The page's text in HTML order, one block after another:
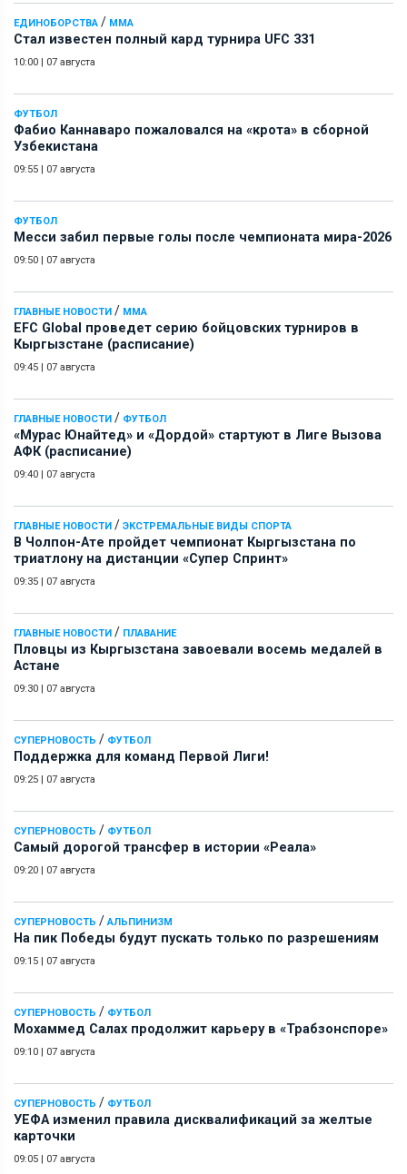
ЕДИНОБОРСТВА / ММА
Стал известен полный кард турнира UFC 331
10:00 | 07 августа
ФУТБОЛ
Фабио Каннаваро пожаловался на «крота» в сборной
Узбекистана
09:55 | 07 августа
ФУТБОЛ
Месси забил первые голы после чемпионата мира-2026
09:50 | 07 августа
ГЛАВНЫЕ НОВОСТИ / ММА
EFC Global проведет серию бойцовских турниров в
Кыргызстане (расписание)
09:45 | 07 августа
ГЛАВНЫЕ НОВОСТИ / ФУТБОЛ
«Мурас Юнайтед» и «Дордой» стартуют в Лиге Вызова
АФК (расписание)
09:40 | 07 августа
ГЛАВНЫЕ НОВОСТИ / ЭКСТРЕМАЛЬНЫЕ ВИДЫ СПОРТА
В Чолпон-Ате пройдет чемпионат Кыргызстана по
триатлону на дистанции «Супер Спринт»
09:35 | 07 августа
ГЛАВНЫЕ НОВОСТИ / ПЛАВАНИЕ
Пловцы из Кыргызстана завоевали восемь медалей в
Астане
09:30 | 07 августа
СУПЕРНОВОСТЬ / ФУТБОЛ
Поддержка для команд Первой Лиги!
09:25 | 07 августа
СУПЕРНОВОСТЬ / ФУТБОЛ
Самый дорогой трансфер в истории «Реала»
09:20 | 07 августа
СУПЕРНОВОСТЬ / АЛЬПИНИЗМ
На пик Победы будут пускать только по разрешениям
09:15 | 07 августа
СУПЕРНОВОСТЬ / ФУТБОЛ
Мохаммед Салах продолжит карьеру в «Трабзонспоре»
09:10 | 07 августа
СУПЕРНОВОСТЬ / ФУТБОЛ
УЕФА изменил правила дисквалификаций за желтые
карточки
09:05 | 07 августа